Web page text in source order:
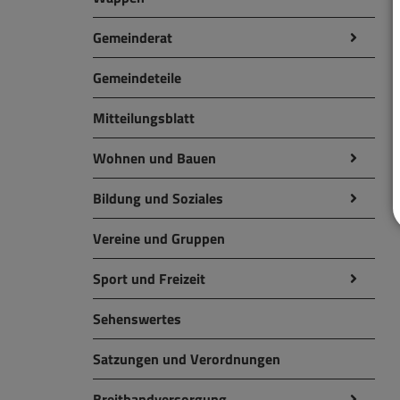
Gemeinderat
Gemeindeteile
Mitteilungsblatt
Wohnen und Bauen
Bildung und Soziales
Vereine und Gruppen
Sport und Freizeit
Sehenswertes
Satzungen und Verordnungen